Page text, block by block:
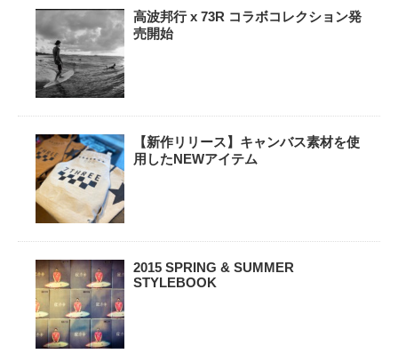
高波邦行 x 73R コラボコレクション発
売開始
【新作リリース】キャンバス素材を使
用したNEWアイテム
2015 SPRING & SUMMER
STYLEBOOK